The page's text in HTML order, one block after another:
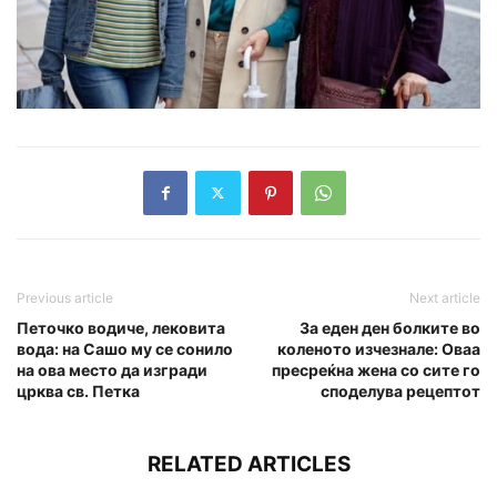
Previous article
Петочко водиче, лековита
вода: на Сашо му се сонило
на ова место да изгради
црква св. Петка
Next article
За еден ден болките во
коленото изчезнале: Оваа
пресреќна жена со сите го
споделува рецептот
RELATED ARTICLES